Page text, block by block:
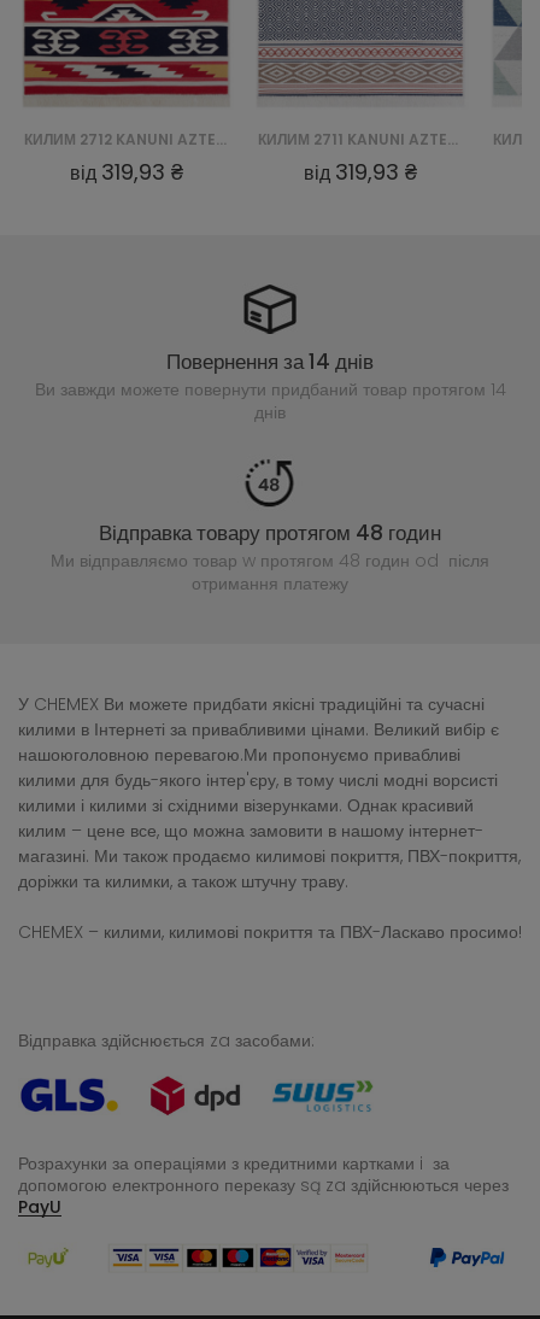
КИЛИМ 2712 KANUNI AZTECA BAWEŁNIANY
від 319,93 ₴
КИЛИМ 2711 KANUNI AZTECA BAWEŁNIANY
від 319,93 ₴
Повернення за 14 днів
Ви завжди можете повернути придбаний товар протягом 14
днів
Відправка товару протягом 48 годин
Ми відправляємо товар w протягом 48 годин od після
отримання платежу
У CHEMEX Ви можете придбати якісні традиційні та сучасні
килими в Інтернеті за привабливими цінами. Великий вибір є
нашоюголовною перевагою.Ми пропонуємо привабливі
килими для будь-якого інтер'єру, в тому числі модні ворсисті
килими і килими зі східними візерунками. Однак красивий
килим – цене все, що можна замовити в нашому інтернет-
магазині. Ми також продаємо килимові покриття, ПВХ-покриття,
доріжки та килимки, а також штучну траву.
CHEMEX – килими, килимові покриття та ПВХ-Ласкаво просимо!
Відправка здійснюється za засобами:
Розрахунки за операціями з кредитними картками i за
допомогою електронного переказу są za здійснюються через
PayU